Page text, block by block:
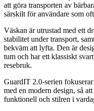
att göra transporten av
särskilt för användare som
Väskan är utrustad med ett
stabilitet under transport,
bekväm att lyfta. Den är
tum och har ett klassiskt
resebruk.
GuardIT 2.0-serien
med en modern design, så
funktionell och stilren i